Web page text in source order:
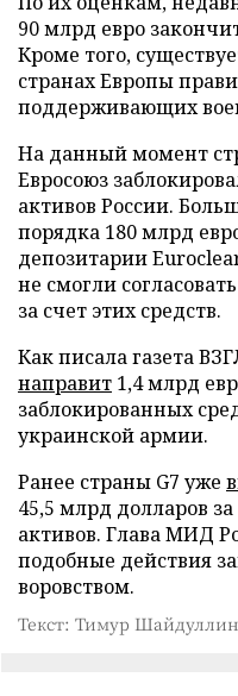
90 млрд евро
Кроме того,
странах Европы
поддерживающих
На данный момент
Евросоюз
активов России.
порядка 180 млрд
депозитарии
не смогли
за счет этих средств.
Как писала газета
направит 1,4 млрд
заблокированных
украинской армии.
Ранее страны G7 уже
45,5 млрд долларов
активов. Глава МИД
подобные действия
воровством.
Текст: Тимур Шайдуллин